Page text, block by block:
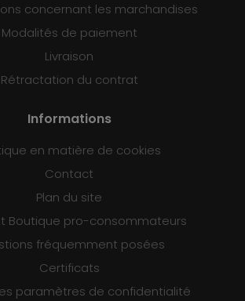
concernant les marchandises
Modalités de paiement
Livraison
Rétractation du contrat
Informations
en matière de cookies
Contact
Plan du site
Boutique pro-consommateurs
fréquemment posées
Certificats
paramètres de confidentialité